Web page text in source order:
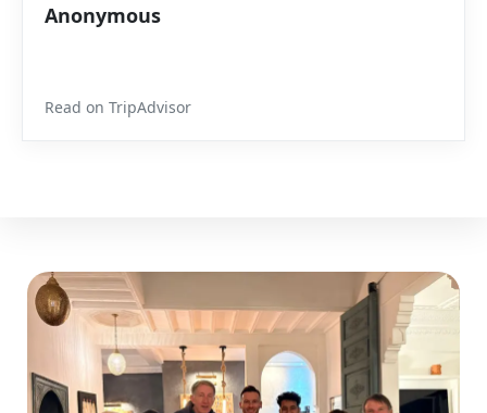
Anonymous
Read on TripAdvisor